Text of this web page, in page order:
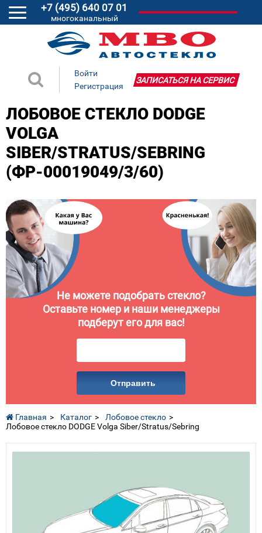
+7 (495) 640 07 01
многоканальный
Войти
Регистрация
ЗАПИСАТЬСЯ НА СЕРВИС
ЛОБОВОЕ СТЕКЛО DODGE
VOLGA
SIBER/STRATUS/SEBRING
(ФР-00019049/3/60)
Не можете подобрать стекло?
Оставьте номер и наши менеджеры
подберут его для вас!
Отправить
Главная Каталог
Лобовое стекло
Лобовое стекло DODGE Volga Siber/Stratus/Sebring